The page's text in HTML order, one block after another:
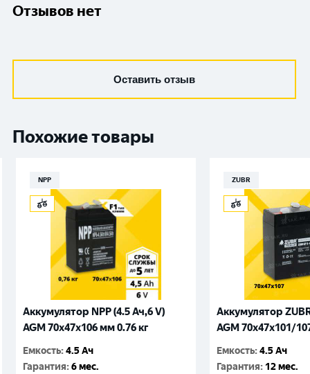
Отзывов нет
Оставить отзыв
Похожие товары
NPP
Аккумулятор NPP (4.5 Ач,6 V)
AGM 70x47x106 мм 0.76 кг
Емкость:4.5 Ач
Гарантия:6 мес.
ZUBR
Аккумулятор
AGM 70x47x101/
Емкость:4.5 Ач
Гарантия: 12 мес.